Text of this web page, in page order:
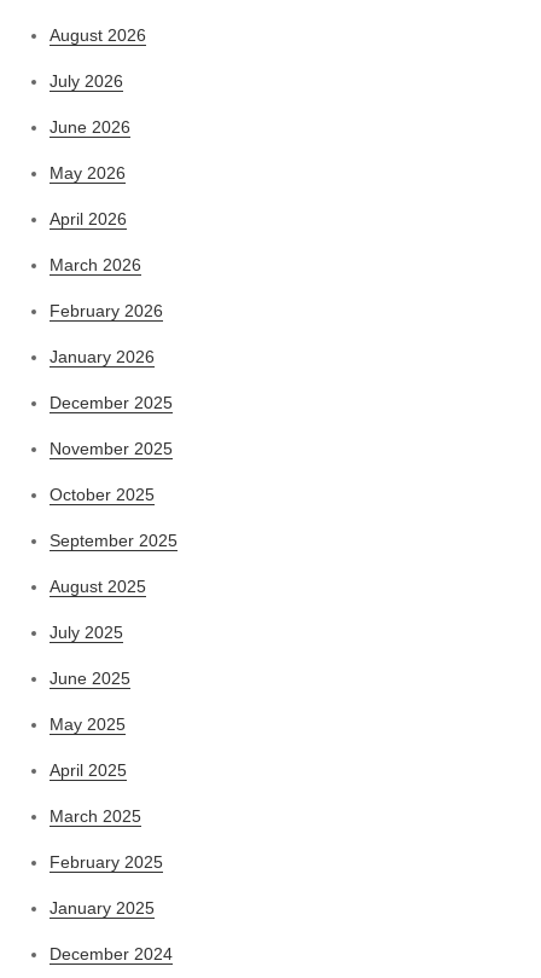
August 2026
July 2026
June 2026
May 2026
April 2026
March 2026
February 2026
January 2026
December 2025
November 2025
October 2025
September 2025
August 2025
July 2025
June 2025
May 2025
April 2025
March 2025
February 2025
January 2025
December 2024